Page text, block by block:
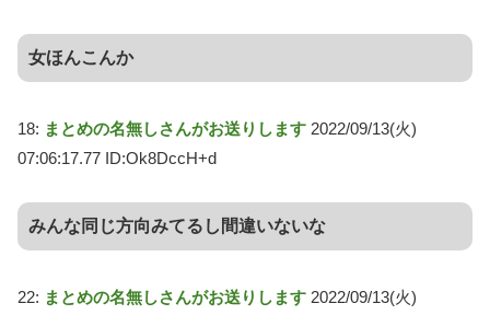
女ほんこんか
18: まとめの名無しさんがお送りします 2022/09/13(火)
07:06:17.77 ID:Ok8DccH+d
みんな同じ方向みてるし間違いないな
22: まとめの名無しさんがお送りします 2022/09/13(火)